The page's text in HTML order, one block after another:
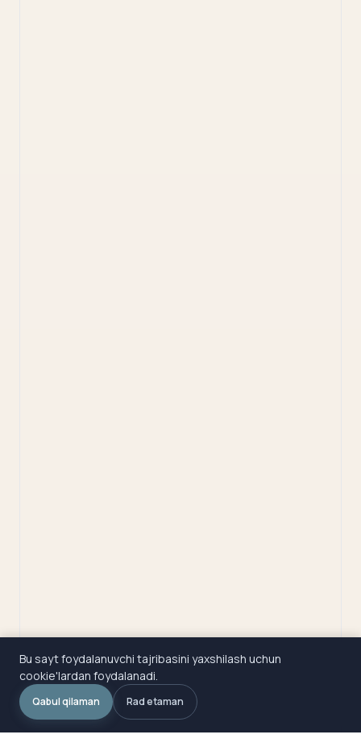
Bu sayt foydalanuvchi tajribasini yaxshilash uchun
cookie'lardan foydalanadi.
Qabul qilaman Rad etaman